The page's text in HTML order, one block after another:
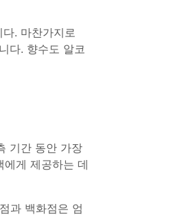
. 마찬가지로
다. 향수도 알코
기간 동안 가장
게 제공하는 데
과 백화점은 엄